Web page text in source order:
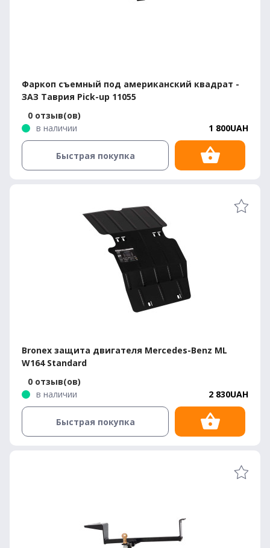
Фаркоп съемный под американский квадрат -
ЗАЗ Таврия Pick-up 11055
0 отзыв(ов)
в наличии
1 800UAH
Быстрая покупка
Bronex защита двигателя Mercedes-Benz ML
W164 Standard
0 отзыв(ов)
в наличии
2 830UAH
Быстрая покупка